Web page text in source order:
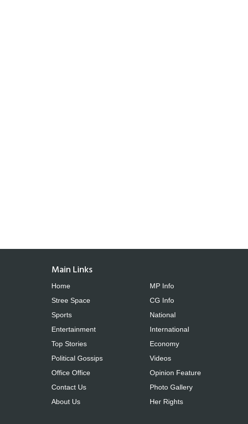
Main Links
Home
Stree Space
Sports
Entertainment
Top Stories
Political Gossips
Office Office
Contact Us
About Us
MP Info
CG Info
National
International
Economy
Videos
Opinion Feature
Photo Gallery
Her Rights